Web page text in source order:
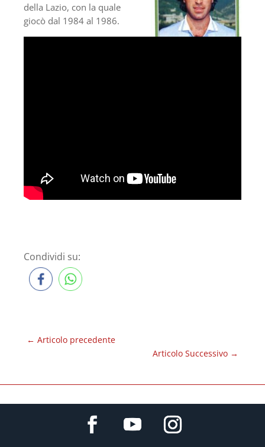
della Lazio, con la quale
giocò dal 1984 al 1986.
Condividi su:
← Articolo precedente
Articolo Successivo →